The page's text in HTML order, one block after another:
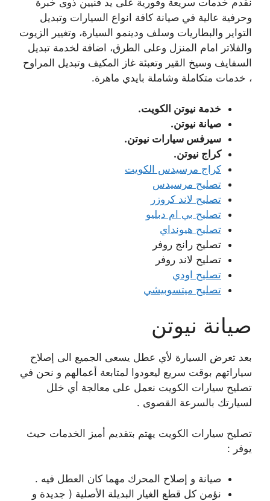
نقدم خدمات سريعة وفورية على يد فنيين ذوى خبرة
وحرفية عالية في صيانة كافة انواع السيارات وتبديل
التواير والبطاريات وسلف ودينمو السيارة، وتغيير الزيوت
والفلاتر امام المنزل وعلى الطرق، اضافة لخدمة تبديل
السفايف وسيخ القير وتعبئة غاز المكيف وتبديل المراوح
، خدمات متكاملة وشاملة بايدي ماهرة.
خدمة نيوتن الكويت.
صيانة نيوتن.
سيرفس سيارات نيوتن.
كراج نيوتن.
كراج مرسيدس الكويت
تصليح مرسيدس
تصليح لاند كروزر
تصليح بي ام دبليو
تصليح هيونداي
تصليح رانج روفر
تصليح لاند روفر
تصليح اودي
تصليح ميتسوبيشي
صيانة نيوتن
بعد تعرض السيارة لأي عطل يسعى الجميع الى إصلاح
سياراتهم بوقت سريع ليعودوا لمتابعة أعمالهم و نحن في
تصليح سيارات الكويت نعمل على معالجة أي خلل
لسيارتك بالسرعة القصوى .
تصليح سيارات الكويت يهتم بتقديم أميز الخدمات حيث
يوفر :
صيانة و إصلاح المحرك مهما كان العطل فيه .
نؤمن كل قطع الغيار البديلة الأصلية ( جديدة و